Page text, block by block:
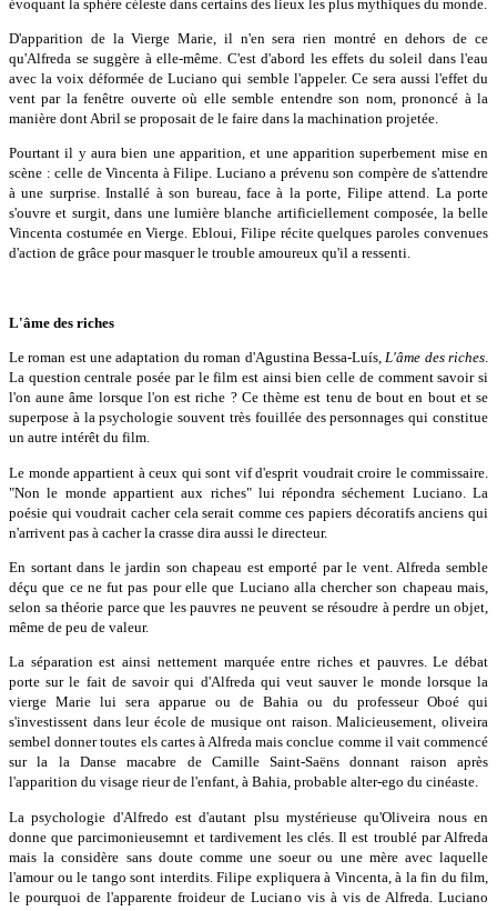
évoquant la sphère céleste dans certains des lieux les plus mythiques du monde.
D'apparition de la Vierge Marie, il n'en sera rien montré en dehors de ce
qu'Alfreda se suggère à elle-même. C'est d'abord les effets du soleil dans l'eau
avec la voix déformée de Luciano qui semble l'appeler. Ce sera aussi l'effet du
vent par la fenêtre ouverte où elle semble entendre son nom, prononcé à la
manière dont Abril se proposait de le faire dans la machination projetée.
Pourtant il y aura bien une apparition, et une apparition superbement mise en
scène : celle de Vincenta à Filipe. Luciano a prévenu son compère de s'attendre
à une surprise. Installé à son bureau, face à la porte, Filipe attend. La porte
s'ouvre et surgit, dans une lumière blanche artificiellement composée, la belle
Vincenta costumée en Vierge. Ebloui, Filipe récite quelques paroles convenues
d'action de grâce pour masquer le trouble amoureux qu'il a ressenti.
L'âme des riches
Le roman est une adaptation du roman d'Agustina Bessa-Luís,L'âme des riches.
La question centrale posée par le film est ainsi bien celle de comment savoir si
l'on aune âme lorsque l'on est riche ? Ce thème est tenu de bout en bout et se
superpose à la psychologie souvent très fouillée des personnages qui constitue
un autre intérêt du film.
Le monde appartient à ceux qui sont vif d'esprit voudrait croire le commissaire.
"Non le monde appartient aux riches" lui répondra séchement Luciano. La
poésie qui voudrait cacher cela serait comme ces papiers décoratifs anciens qui
n'arrivent pas à cacher la crasse dira aussi le directeur.
En sortant dans le jardin son chapeau est emporté par le vent. Alfreda semble
déçu que ce ne fut pas pour elle que Luciano alla chercher son chapeau mais,
selon sa théorie parce que les pauvres ne peuvent se résoudre à perdre un objet,
même de peu de valeur.
La séparation est ainsi nettement marquée entre riches et pauvres. Le débat
porte sur le fait de savoir qui d'Alfreda qui veut sauver le monde lorsque la
vierge Marie lui sera apparue ou de Bahia ou du professeur Oboé qui
s'investissent dans leur école de musique ont raison. Malicieusement, oliveira
sembel donner toutes els cartes à Alfreda mais conclue comme il vait commencé
sur la la Danse macabre de Camille Saint-Saëns donnant raison après
l'apparition du visage rieur de l'enfant, à Bahia, probable alter-ego du cinéaste.
La psychologie d'Alfredo est d'autant plsu mystérieuse qu'Oliveira nous en
donne que parcimonieusemnt et tardivement les clés. Il est troublé par Alfreda
mais la considère sans doute comme une soeur ou une mère avec laquelle
l'amour ou le tango sont interdits. Filipe expliquera à Vincenta, à la fin du film,
le pourquoi de l'apparente froideur de Luciano vis à vis de Alfreda. Luciano